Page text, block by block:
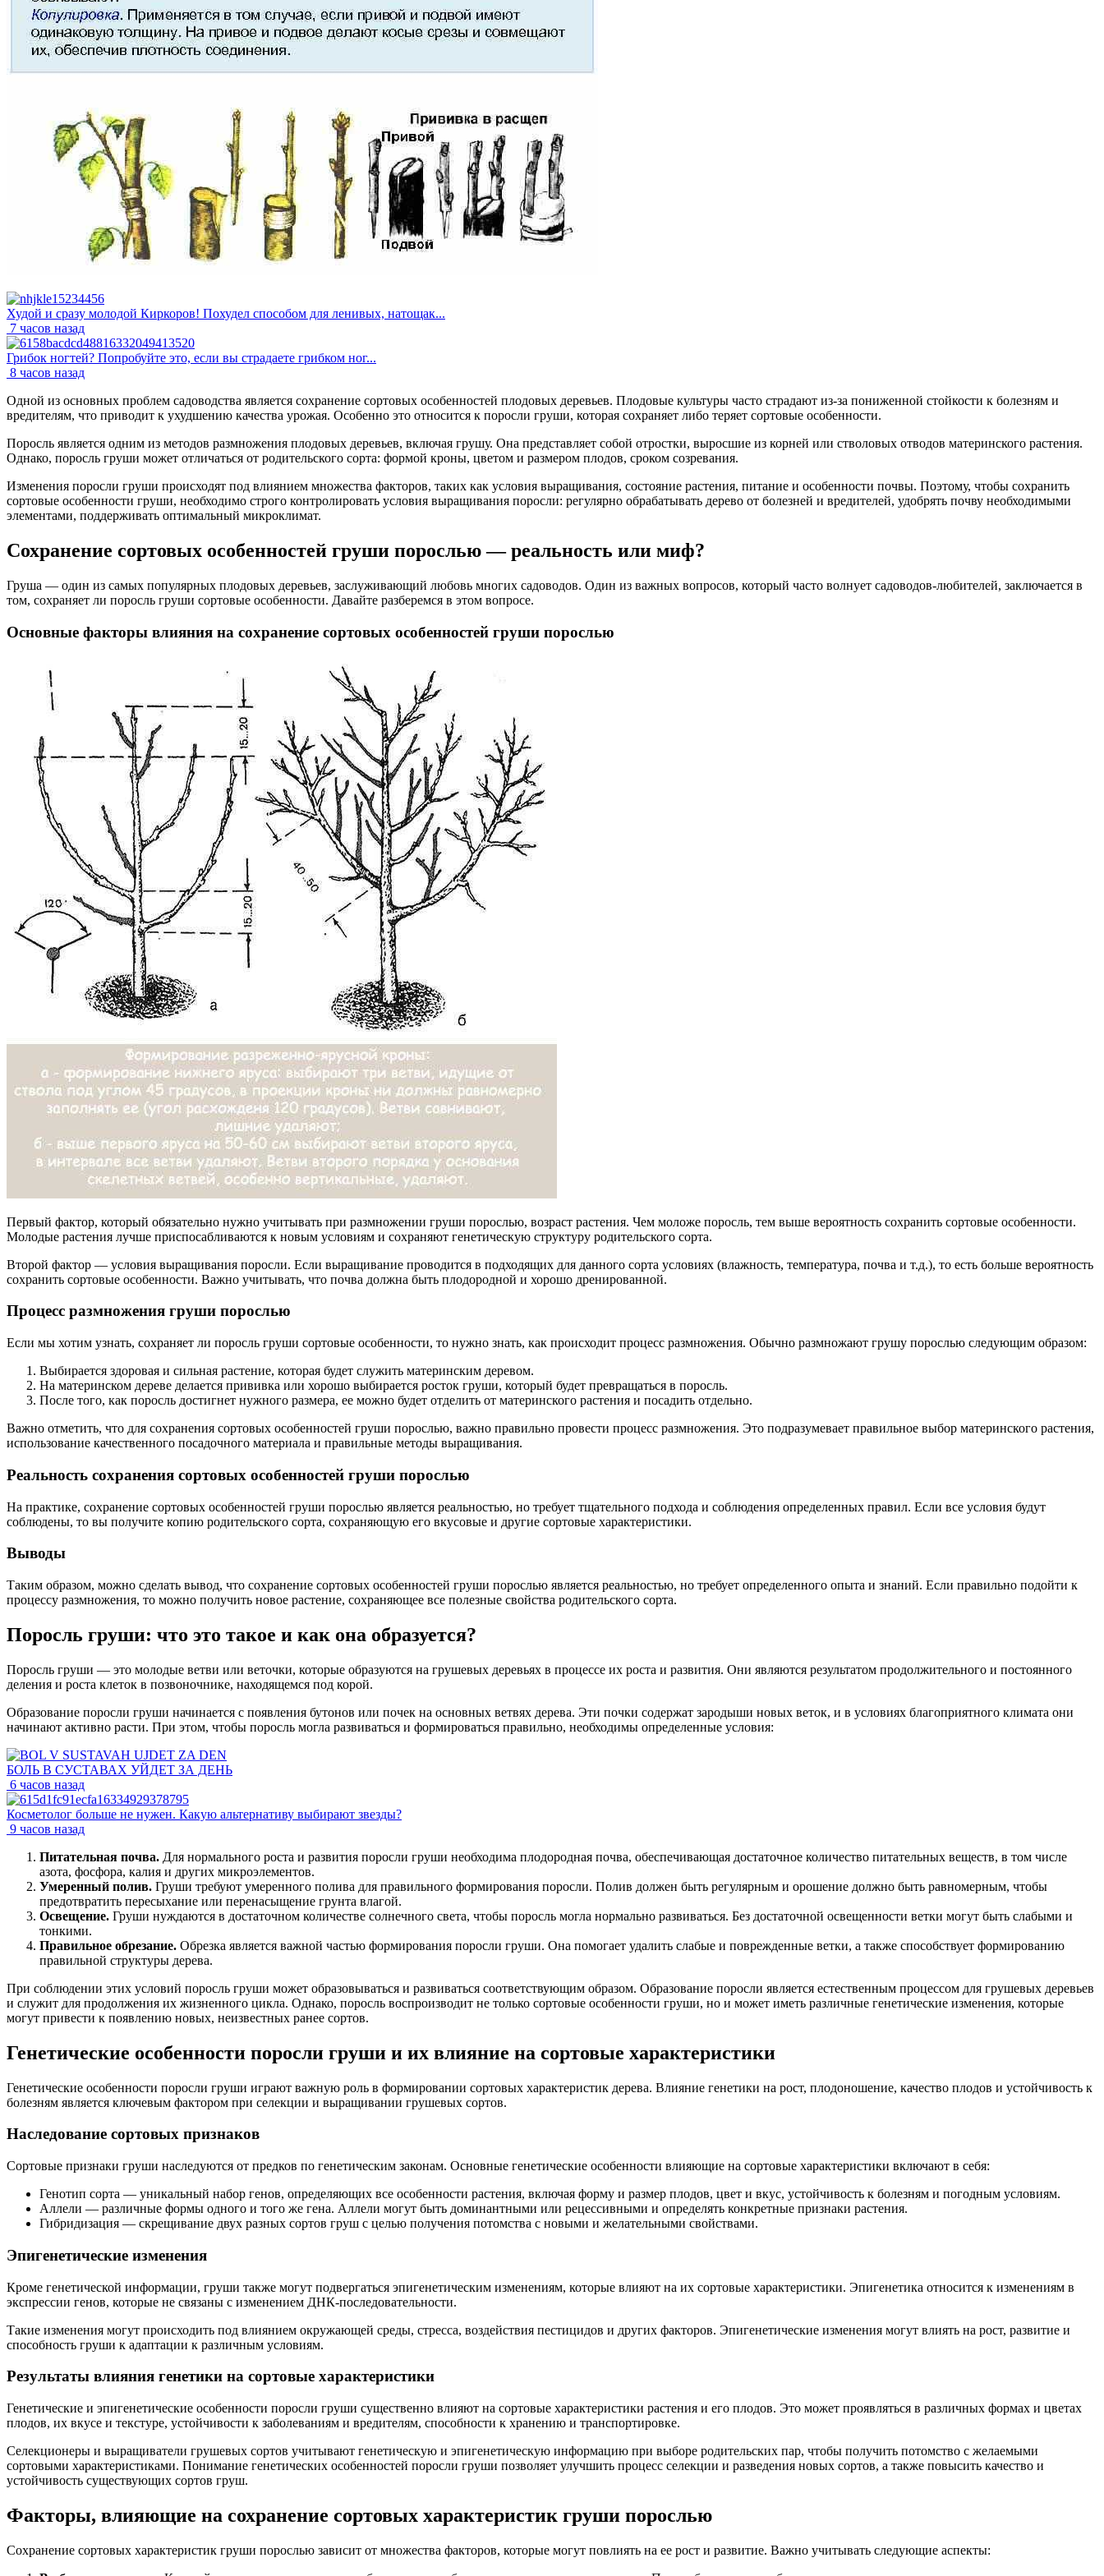
Худой и сразу молодой Киркоров! Похудел способом для ленивых, натощак...
7 часов назад
Грибок ногтей? Попробуйте это, если вы страдаете грибком ног...
8 часов назад
Одной из основных проблем садоводства является сохранение сортовых особенностей плодовых деревьев. Плодовые культуры часто страдают из-за пониженной стойкости к болезням и
вредителям, что приводит к ухудшению качества урожая. Особенно это относится к поросли груши, которая сохраняет либо теряет сортовые особенности.
Поросль является одним из методов размножения плодовых деревьев, включая грушу. Она представляет собой отростки, выросшие из корней или стволовых отводов материнского растения.
Однако, поросль груши может отличаться от родительского сорта: формой кроны, цветом и размером плодов, сроком созревания.
Изменения поросли груши происходят под влиянием множества факторов, таких как условия выращивания, состояние растения, питание и особенности почвы. Поэтому, чтобы сохранить
сортовые особенности груши, необходимо строго контролировать условия выращивания поросли: регулярно обрабатывать дерево от болезней и вредителей, удобрять почву необходимыми
элементами, поддерживать оптимальный микроклимат.
Сохранение сортовых особенностей груши порослью — реальность или миф?
Груша — один из самых популярных плодовых деревьев, заслуживающий любовь многих садоводов. Один из важных вопросов, который часто волнует садоводов-любителей, заключается в
том, сохраняет ли поросль груши сортовые особенности. Давайте разберемся в этом вопросе.
Основные факторы влияния на сохранение сортовых особенностей груши порослью
Первый фактор, который обязательно нужно учитывать при размножении груши порослью, возраст растения. Чем моложе поросль, тем выше вероятность сохранить сортовые особенности.
Молодые растения лучше приспосабливаются к новым условиям и сохраняют генетическую структуру родительского сорта.
Второй фактор — условия выращивания поросли. Если выращивание проводится в подходящих для данного сорта условиях (влажность, температура, почва и т.д.), то есть больше вероятность
сохранить сортовые особенности. Важно учитывать, что почва должна быть плодородной и хорошо дренированной.
Процесс размножения груши порослью
Если мы хотим узнать, сохраняет ли поросль груши сортовые особенности, то нужно знать, как происходит процесс размножения. Обычно размножают грушу порослью следующим образом:
Выбирается здоровая и сильная растение, которая будет служить материнским деревом.
На материнском дереве делается прививка или хорошо выбирается росток груши, который будет превращаться в поросль.
После того, как поросль достигнет нужного размера, ее можно будет отделить от материнского растения и посадить отдельно.
Важно отметить, что для сохранения сортовых особенностей груши порослью, важно правильно провести процесс размножения. Это подразумевает правильное выбор материнского растения,
использование качественного посадочного материала и правильные методы выращивания.
Реальность сохранения сортовых особенностей груши порослью
На практике, сохранение сортовых особенностей груши порослью является реальностью, но требует тщательного подхода и соблюдения определенных правил. Если все условия будут
соблюдены, то вы получите копию родительского сорта, сохраняющую его вкусовые и другие сортовые характеристики.
Выводы
Таким образом, можно сделать вывод, что сохранение сортовых особенностей груши порослью является реальностью, но требует определенного опыта и знаний. Если правильно подойти к
процессу размножения, то можно получить новое растение, сохраняющее все полезные свойства родительского сорта.
Поросль груши: что это такое и как она образуется?
Поросль груши — это молодые ветви или веточки, которые образуются на грушевых деревьях в процессе их роста и развития. Они являются результатом продолжительного и постоянного
деления и роста клеток в позвоночнике, находящемся под корой.
Образование поросли груши начинается с появления бутонов или почек на основных ветвях дерева. Эти почки содержат зародыши новых веток, и в условиях благоприятного климата они
начинают активно расти. При этом, чтобы поросль могла развиваться и формироваться правильно, необходимы определенные условия:
БОЛЬ В СУСТАВАХ УЙДЕТ ЗА ДЕНЬ
6 часов назад
Косметолог больше не нужен. Какую альтернативу выбирают звезды?
9 часов назад
Питательная почва. Для нормального роста и развития поросли груши необходима плодородная почва, обеспечивающая достаточное количество питательных веществ, в том числе
азота, фосфора, калия и других микроэлементов.
Умеренный полив. Груши требуют умеренного полива для правильного формирования поросли. Полив должен быть регулярным и орошение должно быть равномерным, чтобы
предотвратить пересыхание или перенасыщение грунта влагой.
Освещение. Груши нуждаются в достаточном количестве солнечного света, чтобы поросль могла нормально развиваться. Без достаточной освещенности ветки могут быть слабыми и
тонкими.
Правильное обрезание. Обрезка является важной частью формирования поросли груши. Она помогает удалить слабые и поврежденные ветки, а также способствует формированию
правильной структуры дерева.
При соблюдении этих условий поросль груши может образовываться и развиваться соответствующим образом. Образование поросли является естественным процессом для грушевых деревьев
и служит для продолжения их жизненного цикла. Однако, поросль воспроизводит не только сортовые особенности груши, но и может иметь различные генетические изменения, которые
могут привести к появлению новых, неизвестных ранее сортов.
Генетические особенности поросли груши и их влияние на сортовые характеристики
Генетические особенности поросли груши играют важную роль в формировании сортовых характеристик дерева. Влияние генетики на рост, плодоношение, качество плодов и устойчивость к
болезням является ключевым фактором при селекции и выращивании грушевых сортов.
Наследование сортовых признаков
Сортовые признаки груши наследуются от предков по генетическим законам. Основные генетические особенности влияющие на сортовые характеристики включают в себя:
Генотип сорта — уникальный набор генов, определяющих все особенности растения, включая форму и размер плодов, цвет и вкус, устойчивость к болезням и погодным условиям.
Аллели — различные формы одного и того же гена. Аллели могут быть доминантными или рецессивными и определять конкретные признаки растения.
Гибридизация — скрещивание двух разных сортов груш с целью получения потомства с новыми и желательными свойствами.
Эпигенетические изменения
Кроме генетической информации, груши также могут подвергаться эпигенетическим изменениям, которые влияют на их сортовые характеристики. Эпигенетика относится к изменениям в
экспрессии генов, которые не связаны с изменением ДНК-последовательности.
Такие изменения могут происходить под влиянием окружающей среды, стресса, воздействия пестицидов и других факторов. Эпигенетические изменения могут влиять на рост, развитие и
способность груши к адаптации к различным условиям.
Результаты влияния генетики на сортовые характеристики
Генетические и эпигенетические особенности поросли груши существенно влияют на сортовые характеристики растения и его плодов. Это может проявляться в различных формах и цветах
плодов, их вкусе и текстуре, устойчивости к заболеваниям и вредителям, способности к хранению и транспортировке.
Селекционеры и выращиватели грушевых сортов учитывают генетическую и эпигенетическую информацию при выборе родительских пар, чтобы получить потомство с желаемыми
сортовыми характеристиками. Понимание генетических особенностей поросли груши позволяет улучшить процесс селекции и разведения новых сортов, а также повысить качество и
устойчивость существующих сортов груш.
Факторы, влияющие на сохранение сортовых характеристик груши порослью
Сохранение сортовых характеристик груши порослью зависит от множества факторов, которые могут повлиять на ее рост и развитие. Важно учитывать следующие аспекты: